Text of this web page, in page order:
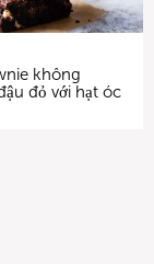
không
đỏ với hạt óc